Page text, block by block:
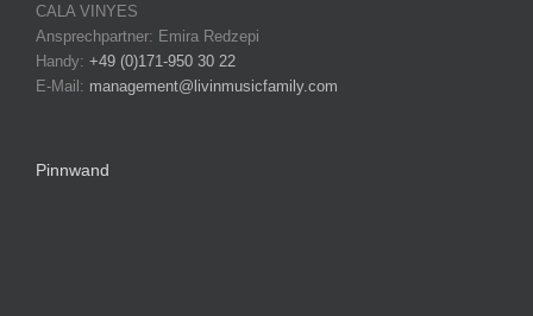
CALA VINYES
Ansprechpartner: Emira Redzepi
Handy: +49 (0)171-950 30 22
E-Mail: management@livinmusicfamily.com
Pinnwand